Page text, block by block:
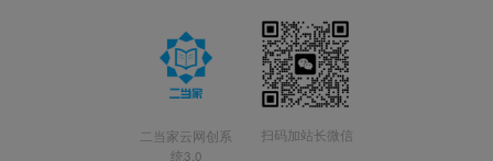
二当家云网创系
统3.0
扫码加站长微信